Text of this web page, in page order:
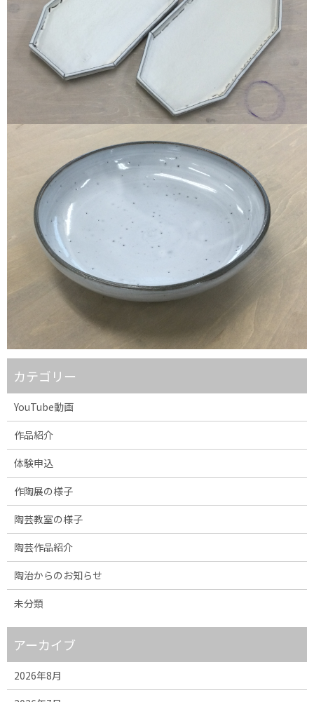
カテゴリー
YouTube動画
作品紹介
体験申込
作陶展の様子
陶芸教室の様子
陶芸作品紹介
陶治からのお知らせ
未分類
アーカイブ
2026年8月